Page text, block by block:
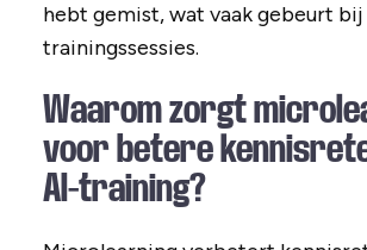
hebt gemist, wat vaak gebeurt bij
trainingssessies.
Waarom zorgt
voor betere
AI-training?